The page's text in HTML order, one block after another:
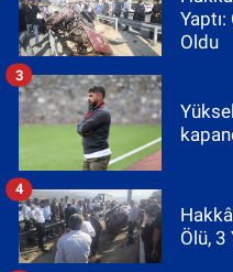
Oldu
3
Ölü, 3
4